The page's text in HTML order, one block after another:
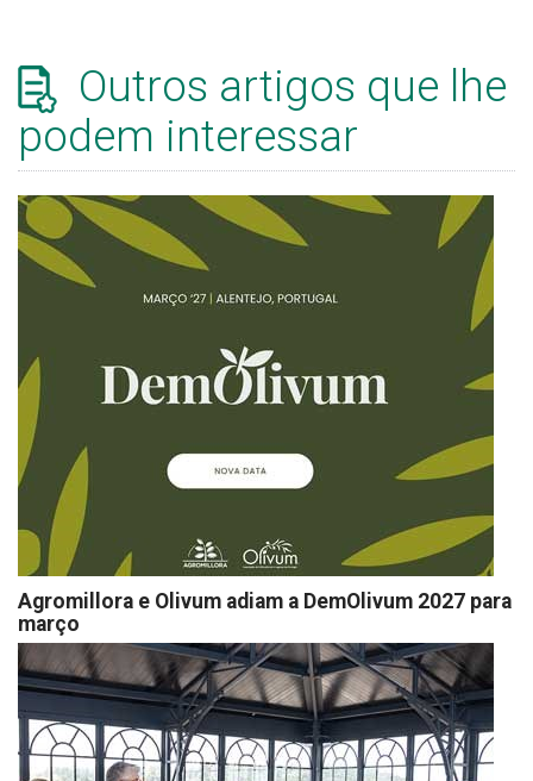
Outros artigos que lhe
podem interessar
Agromillora e Olivum adiam a DemOlivum 2027 para
março